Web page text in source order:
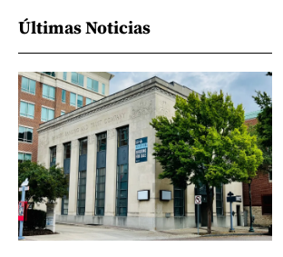
Últimas Noticias